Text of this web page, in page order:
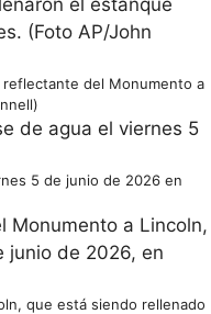
del Monumento a
5 de junio de 2026 en
que está siendo rellenado